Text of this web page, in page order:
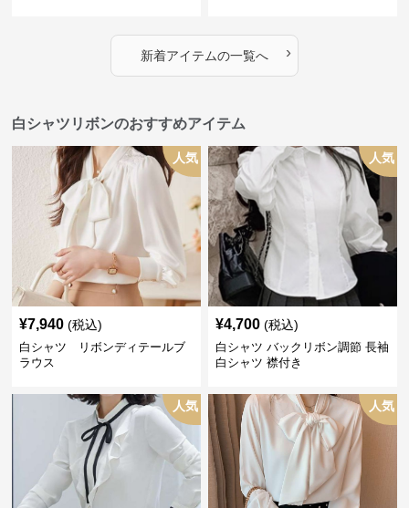
新着アイテムの一覧へ ›
白シャツリボンのおすすめアイテム
人気
¥7,940 (税込)
白シャツ リボンディテールブ
ラウス
人気
¥4,700 (税込)
白シャツ バックリボン調節 長袖
白シャツ 襟付き
人気 人気